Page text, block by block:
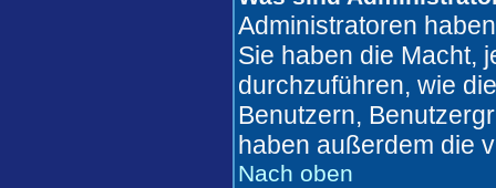
Administratoren
Sie haben die Macht,
durchzuführen, wie
Benutzern,
haben außerdem die
Nach oben